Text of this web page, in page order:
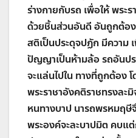
ร่างกายกับรถ เพื่อให้ พระ
ด้วยชิ้นส่วนอันดี อันถูกต้อง
สติเป็นประดุจปฏัก มีความ
ปัญญาเป็นห้ามล้อ รถอันป
จะแล่นไปใน ทางที่ถูกต้อง
พระราชาอังคติราชทรงละ
หนทางบาป นารถพรหมฤษี
พระองค์จะละบาปมิต คบแ